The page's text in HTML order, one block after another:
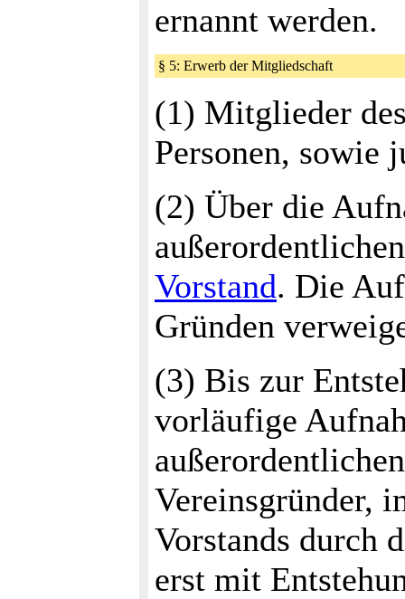
ernannt werden.
§ 5: Erwerb der Mitgliedschaft
(1) Mitglieder
Personen, sowie
(2) Über die
Vorstand. Die
Gründen
(3) Bis zur
vorläufige
Vereinsgründer,
Vorstands durch
erst mit